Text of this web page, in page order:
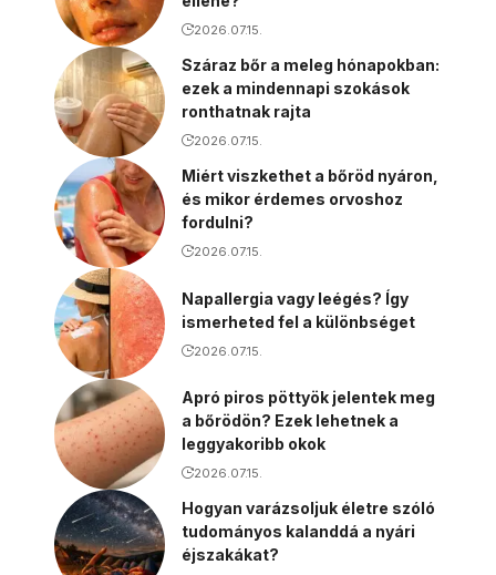
2026.07.15.
Száraz bőr a meleg hónapokban:
ezek a mindennapi szokások
ronthatnak rajta
2026.07.15.
Miért viszkethet a bőröd nyáron,
és mikor érdemes orvoshoz
fordulni?
2026.07.15.
Napallergia vagy leégés? Így
ismerheted fel a különbséget
2026.07.15.
Apró piros pöttyök jelentek meg
a bőrödön? Ezek lehetnek a
leggyakoribb okok
2026.07.15.
Hogyan varázsoljuk életre szóló
tudományos kalanddá a nyári
éjszakákat?